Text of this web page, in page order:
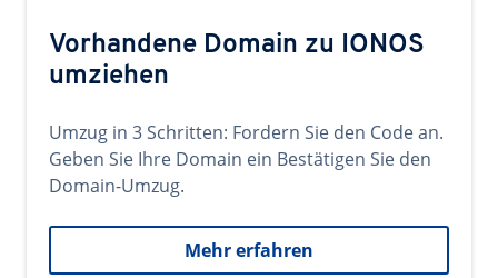
Vorhandene Domain zu IONOS
umziehen
Umzug in 3 Schritten: Fordern Sie den Code an.
Geben Sie Ihre Domain ein Bestätigen Sie den
Domain-Umzug.
Mehr erfahren